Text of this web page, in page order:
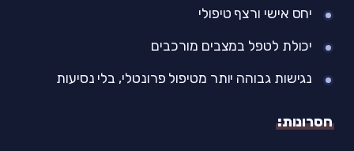
יחס אישי ורצף טיפולי
יכולת לטפל במצבים מורכבים
נגישות גבוהה יותר מטיפול פרונטלי, בלי נסיעות
חסרונות: